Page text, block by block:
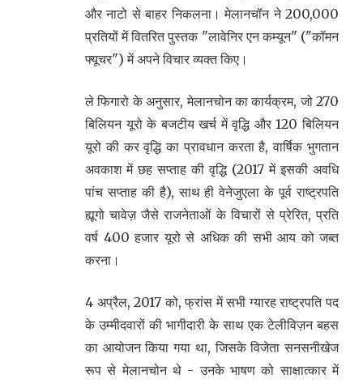
और नाटो से बाहर निकलना। मेलानचॉन ने 200,000
प्रतियों में वितरित पुस्तक "लावेनिर एन कम्यून" ("कॉमन
फ्यूचर") में अपने विचार व्यक्त किए।
ले फिगारो के अनुसार, मेलानचोन का कार्यक्रम, जो 270
बिलियन यूरो के बजटीय खर्च में वृद्धि और 120 बिलियन
यूरो की कर वृद्धि का प्रावधान करता है, वार्षिक भुगतान
अवकाश में छह सप्ताह की वृद्धि (2017 में इसकी अवधि
पांच सप्ताह की है), साथ ही वेनेजुएला के पूर्व राष्ट्रपति
ह्यूगो चावेज़ जैसे राजनेताओं के विचारों से प्रेरित, प्रति
वर्ष 400 हजार यूरो से अधिक की सभी आय को जब्त
करना।
4 अप्रैल, 2017 को, फ्रांस में सभी ग्यारह राष्ट्रपति पद
के उम्मीदवारों की भागीदारी के साथ एक टेलीविज़न बहस
का आयोजन किया गया था, जिसके विजेता सनसनीखेज
रूप से मेलानचोन थे - उनके भाषण को साक्षात्कार में